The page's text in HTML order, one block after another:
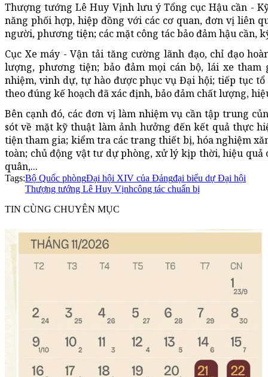
Thượng tướng Lê Huy Vịnh lưu ý Tổng cục Hậu cần -
năng phối hợp, hiệp đồng với các cơ quan, đơn vị liên
người, phương tiện; các mặt công tác bảo đảm hậu cần,
Cục Xe máy - Vận tải tăng cường lãnh đạo, chỉ đạo
lượng, phương tiện; bảo đảm mọi cán bộ, lái xe
nhiệm, vinh dự, tự hào được phục vụ Đại hội; tiếp tục
theo đúng kế hoạch đã xác định, bảo đảm chất lượng,
Bên cạnh đó, các đơn vị làm nhiệm vụ cần tập trung
sót về mặt kỹ thuật làm ảnh hưởng đến kết quả thực
tiện tham gia; kiểm tra các trang thiết bị, hóa nghiệm
toàn; chủ động vật tư dự phòng, xử lý kịp thời, hiệu
quân,...
Tags:Bộ Quốc phòngĐại hội XIV của Đảngđại biểu dự Đại hội
Thượng tướng Lê Huy Vịnhcông tác chuẩn bị
TIN CÙNG CHUYÊN MỤC